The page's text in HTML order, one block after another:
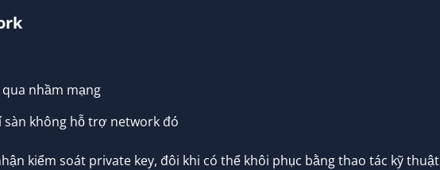
qua nhầm mạng
sàn không hỗ trợ network đó
kiểm soát private key, đôi khi có thể khôi phục bằng thao tác kỹ